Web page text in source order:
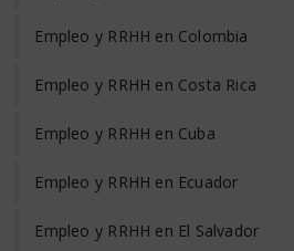
Empleo y RRHH en Colombia
Empleo y RRHH en Costa Rica
Empleo y RRHH en Cuba
Empleo y RRHH en Ecuador
Empleo y RRHH en El Salvador